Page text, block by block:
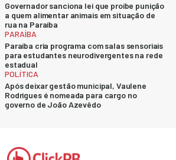
Governador sanciona lei que proíbe punição
a quem alimentar animais em situação de
rua na Paraíba
PARAÍBA
Paraíba cria programa com salas sensoriais
para estudantes neurodivergentes na rede
estadual
POLÍTICA
Após deixar gestão municipal, Vaulene
Rodrigues é nomeada para cargo no
governo de João Azevêdo